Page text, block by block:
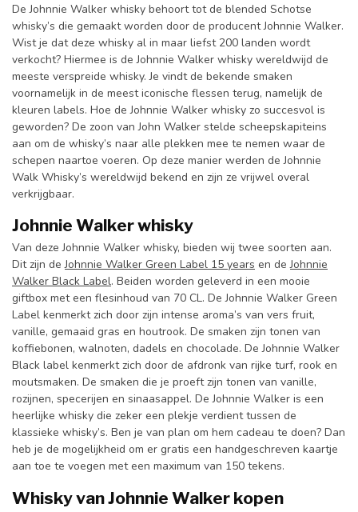
De Johnnie Walker whisky behoort tot de blended Schotse
whisky’s die gemaakt worden door de producent Johnnie Walker.
Wist je dat deze whisky al in maar liefst 200 landen wordt
verkocht? Hiermee is de Johnnie Walker whisky wereldwijd de
meeste verspreide whisky. Je vindt de bekende smaken
voornamelijk in de meest iconische flessen terug, namelijk de
kleuren labels. Hoe de Johnnie Walker whisky zo succesvol is
geworden? De zoon van John Walker stelde scheepskapiteins
aan om de whisky’s naar alle plekken mee te nemen waar de
schepen naartoe voeren. Op deze manier werden de Johnnie
Walk Whisky’s wereldwijd bekend en zijn ze vrijwel overal
verkrijgbaar.
Johnnie Walker whisky
Van deze Johnnie Walker whisky, bieden wij twee soorten aan.
Dit zijn deJohnnie Walker Green Label 15 years en deJohnnie
Walker Black Label. Beiden worden geleverd in een mooie
giftbox met een flesinhoud van 70 CL. De Johnnie Walker Green
Label kenmerkt zich door zijn intense aroma’s van vers fruit,
vanille, gemaaid gras en houtrook. De smaken zijn tonen van
koffiebonen, walnoten, dadels en chocolade. De Johnnie Walker
Black label kenmerkt zich door de afdronk van rijke turf, rook en
moutsmaken. De smaken die je proeft zijn tonen van vanille,
rozijnen, specerijen en sinaasappel. De Johnnie Walker is een
heerlijke whisky die zeker een plekje verdient tussen de
klassieke whisky’s. Ben je van plan om hem cadeau te doen? Dan
heb je de mogelijkheid om er gratis een handgeschreven kaartje
aan toe te voegen met een maximum van 150 tekens.
Whisky van Johnnie Walker kopen